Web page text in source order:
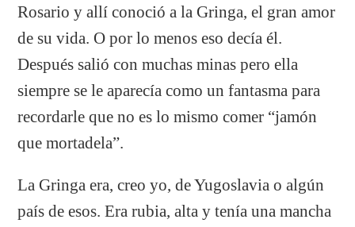
Rosario y allí conoció a la Gringa, el gran amor
de su vida. O por lo menos eso decía él.
Después salió con muchas minas pero ella
siempre se le aparecía como un fantasma para
recordarle que no es lo mismo comer “jamón
que mortadela”.
La Gringa era, creo yo, de Yugoslavia o algún
país de esos. Era rubia, alta y tenía una mancha